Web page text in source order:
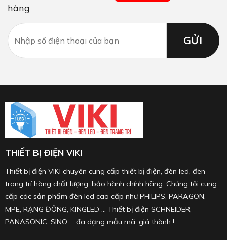
hàng
THIẾT BỊ ĐIỆN VIKI
Thiết bị điện VIKI chuyên cung cấp thiết bị điện, đèn led, đèn
trang trí hàng chất lượng, bảo hành chính hãng. Chúng tôi cung
cấp các sản phẩm đèn led cao cấp như PHILIPS, PARAGON,
MPE, RẠNG ĐÔNG, KINGLED ... Thiết bị điện SCHNEIDER,
PANASONIC, SINO ... đa dạng mẫu mã, giá thành !